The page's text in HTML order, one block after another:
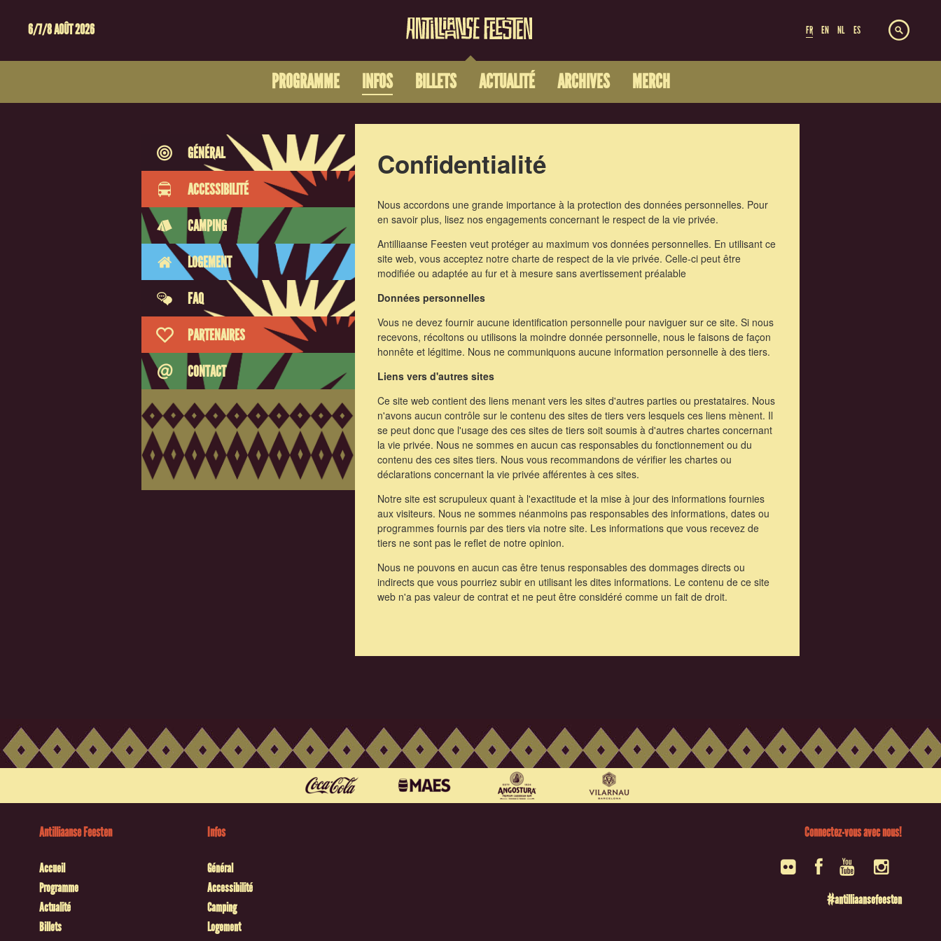
6/7/8 AOÛT 2026 FR EN NL ES
PROGRAMME INFOS BILLETS ACTUALITÉ ARCHIVES MERCH
GÉNÉRAL
ACCESSIBILITÉ
CAMPING
LOGEMENT
FAQ
PARTENAIRES
CONTACT
Confidentialité
Nous accordons une grande importance à la protection des données personnelles. Pour
en savoir plus, lisez nos engagements concernant le respect de la vie privée.
Antilliaanse Feesten veut protéger au maximum vos données personnelles. En utilisant ce
site web, vous acceptez notre charte de respect de la vie privée. Celle-ci peut être
modifiée ou adaptée au fur et à mesure sans avertissement préalable
Données personnelles
Vous ne devez fournir aucune identification personnelle pour naviguer sur ce site. Si nous
recevons, récoltons ou utilisons la moindre donnée personnelle, nous le faisons de façon
honnête et légitime. Nous ne communiquons aucune information personnelle à des tiers.
Liens vers d'autres sites
Ce site web contient des liens menant vers les sites d'autres parties ou prestataires. Nous
n'avons aucun contrôle sur le contenu des sites de tiers vers lesquels ces liens mènent. Il
se peut donc que l'usage des ces sites de tiers soit soumis à d'autres chartes concernant
la vie privée. Nous ne sommes en aucun cas responsables du fonctionnement ou du
contenu des ces sites tiers. Nous vous recommandons de vérifier les chartes ou
déclarations concernant la vie privée afférentes à ces sites.
Notre site est scrupuleux quant à l'exactitude et la mise à jour des informations fournies
aux visiteurs. Nous ne sommes néanmoins pas responsables des informations, dates ou
programmes fournis par des tiers via notre site. Les informations que vous recevez de
tiers ne sont pas le reflet de notre opinion.
Nous ne pouvons en aucun cas être tenus responsables des dommages directs ou
indirects que vous pourriez subir en utilisant les dites informations. Le contenu de ce site
web n'a pas valeur de contrat et ne peut être considéré comme un fait de droit.
Antilliaanse Feesten
Accueil
Programme
Actualité
Billets
Infos
Général
Accessibilité
Camping
Logement
Connectez-vous avec nous!
#antilliaansefeesten